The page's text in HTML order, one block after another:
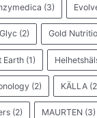
(3)
Glyc (2) Gold
Earth (1)
(2) KÄLLA
(2) MAURTEN (3)